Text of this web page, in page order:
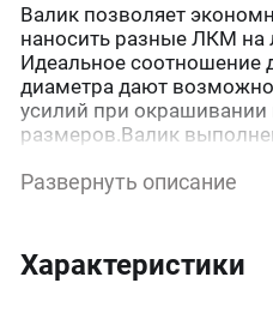
Валик позволяет
наносить разные ЛКМ на
Идеальное соотношение
диаметра дают
усилий при окрашивании
размеров.Валик
впитывает и отдаёт
Развернуть описание
Характеристики